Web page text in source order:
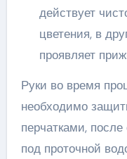
действует
цветения, в
проявляет
Руки во время
необходимо
перчатками,
под проточной